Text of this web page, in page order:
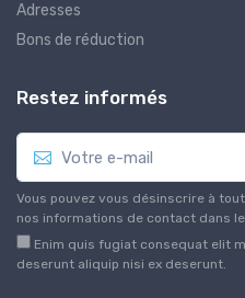
Adresses
Bons de réduction
Restez informés
Vous pouvez vous désinscrire à
nos informations de contact dans
Enim quis fugiat consequat elit
deserunt aliquip nisi ex deserunt.